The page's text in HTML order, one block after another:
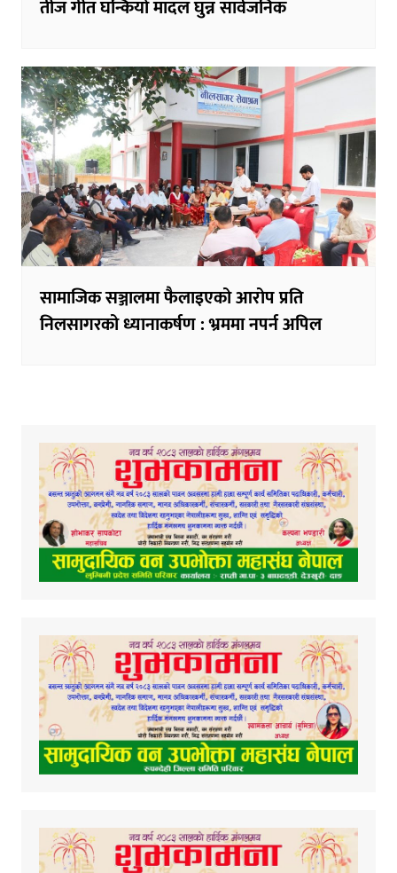
तीज गीत घन्कियो मादल घुन्न सार्वजनिक
सामाजिक सञ्जालमा फैलाइएको आरोप प्रति
निलसागरको ध्यानाकर्षण : भ्रममा नपर्न अपिल